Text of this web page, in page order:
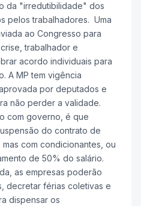
da "irredutibilidade" dos
pelos trabalhadores. Uma
ao Congresso para
trabalhador e
acordo individuais para
A MP tem vigência
por deputados e
não perder a validade.
com governo, é que
do contrato de
com condicionantes, ou
de 50% do salário.
as empresas poderão
decretar férias coletivas e
dispensar os